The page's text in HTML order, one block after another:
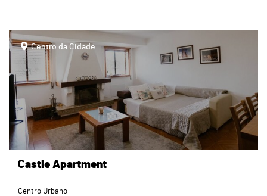
page
Centro da Cidade
Castle Apartment
Centro Urbano